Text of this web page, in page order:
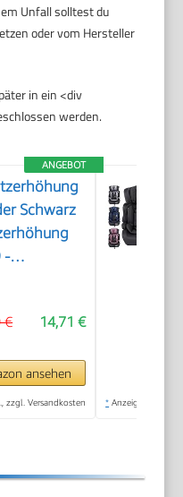
Unfall solltest du
oder vom Hersteller
in ein <div
werden.
ANGEBOT
Schwarz
-
Mit
Bezug -
Auto Für
150 cm
14,71 €
€
ansehen
zzgl. Versandkosten * Anzeige